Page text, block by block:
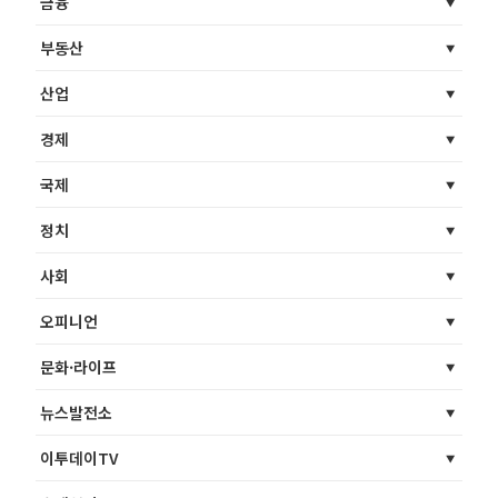
부동산
산업
경제
국제
정치
사회
오피니언
문화·라이프
뉴스발전소
이투데이TV